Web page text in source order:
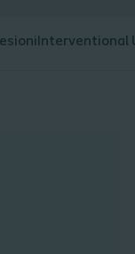
Interventional